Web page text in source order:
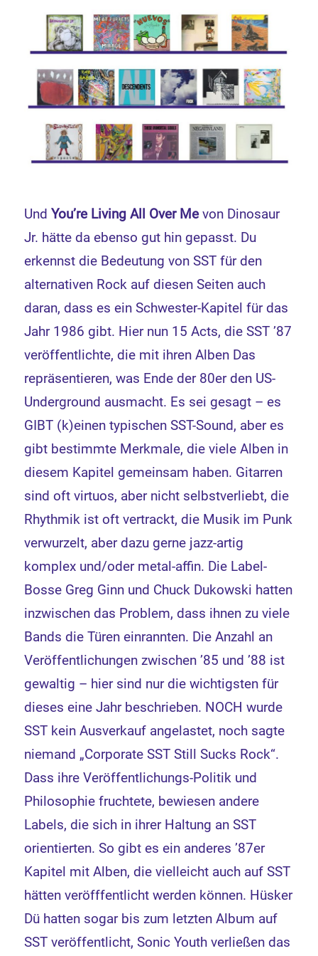
UndYou’re Living All Over Mevon Dinosaur
Jr. hätte da ebenso gut hin gepasst. Du
erkennst die Bedeutung von SST für den
alternativen Rock auf diesen Seiten auch
daran, dass es ein Schwester-Kapitel für das
Jahr 1986 gibt. Hier nun 15 Acts, die SST ’87
veröffentlichte, die mit ihren Alben Das
repräsentieren, was Ende der 80er den US-
Underground ausmacht. Es sei gesagt – es
GIBT (k)einen typischen SST-Sound, aber es
gibt bestimmte Merkmale, die viele Alben in
diesem Kapitel gemeinsam haben. Gitarren
sind oft virtuos, aber nicht selbstverliebt, die
Rhythmik ist oft vertrackt, die Musik im Punk
verwurzelt, aber dazu gerne jazz-artig
komplex und/oder metal-affin. Die Label-
Bosse Greg Ginn und Chuck Dukowski hatten
inzwischen das Problem, dass ihnen zu viele
Bands die Türen einrannten. Die Anzahl an
Veröffentlichungen zwischen ’85 und ’88 ist
gewaltig – hier sind nur die wichtigsten für
dieses eine Jahr beschrieben. NOCH wurde
SST kein Ausverkauf angelastet, noch sagte
niemand „Corporate SST Still Sucks Rock“.
Dass ihre Veröffentlichungs-Politik und
Philosophie fruchtete, bewiesen andere
Labels, die sich in ihrer Haltung an SST
orientierten. So gibt es ein anderes ’87er
Kapitel mit Alben, die vielleicht auch auf SST
hätten veröfffentlicht werden können. Hüsker
Dü hatten sogar bis zum letzten Album auf
SST veröffentlicht, Sonic Youth verließen das